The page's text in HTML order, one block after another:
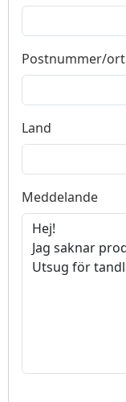
Postnummer/ort
Land
Meddelande